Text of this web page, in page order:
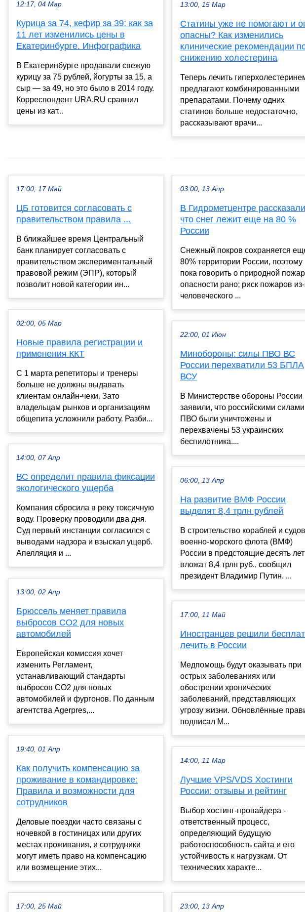
12:17, 04 Мар
Курица за 74, кефир за 39: как за
11 лет изменились цены в
Екатеринбурге. Инфографика
В Екатеринбурге продавали свежую
курицу за 75 рублей, йогурты за 15, а
сыр — за 49, но это было в 2014 году.
Корреспондент URA.RU сравнил
цены из кат...
13:00, 15 Мар
Статины уже не помогают и
опасны? Как изменились
клинические рекомендации
снижению холестерина
Теперь лечить
предлагают комбинированными
препаратами. Почему одних
статинов больше недостаточно,
рассказывают врачи...
17:00, 17 Май
ЦБ готовится согласовать с
правительством правила ...
В ближайшее время Центральный
банк планирует согласовать с
правительством экспериментальный
правовой режим (ЭПР), который
позволит новой категории ин...
02:00, 05 Мар
Новые правила регистрации и
применения ККТ
С 1 марта репетиторы и тренеры
больше не должны выдавать
клиентам онлайн-чеки. Зато
владельцам рынков и организациям
общепита усложнили работу. Разби...
14:00, 07 Апр
ВС определит правила фиксации
экологического ущерба
Компания сбросила в реку токсичную
воду. Проверку проводили два дня.
Суд первый инстанции согласился с
выводами надзора и взыскал ущерб.
Апелляция и ...
13:00, 02 Апр
Брюссель меняет правила
выбросов CO2 для новых
автомобилей
Европейская комиссия хочет
изменить Регламент,
устанавливающий стандарты
выбросов CO2 для новых
автомобилей и фургонов. По данным
агентства Agerpres,...
19:40, 01 Апр
Как получить компенсацию за
проживание в командировке:
Правила и возможности для
сотрудников
Деловые поездки часто связаны с
ночевкой в гостиницах или других
местах проживания, и сотрудники
могут иметь право на компенсацию
или возмещение этих...
17:00, 25 Май
03:00, 13 Апр
В Гидрометцентре
что снег лежит еще на 80 %
России
Снежный покров сохраняется
80% территории России, поэтому
пока говорить о природной
опасности рано; риск пожаров из-
человеческого ...
22:00, 01 Июн
Минобороны: силы ПВО ВС
России перехватили 53 БПЛА
ВСУ
В Министерстве обороны России
заявили, что российскими силами
ПВО были уничтожены и
перехвачены 53 украинских
беспилотника....
06:00, 13 Апр
На развитие ВМФ России
выделят 8,4 трлн рублей
В строительство кораблей и судов
военно-морского флота (ВМФ)
России в предстоящие десять лет
вложат 8,4 трлн руб., сообщил
президент Владимир Путин. ...
17:00, 11 Май
Иностранцев решили
лечить в России
Медпомощь будут оказывать при
острых заболеваниях или
обострении хронических
заболеваний, представляющих
угрозу жизни. Обновлённые
подписал М...
14:00, 11 Мар
Лучшие VPS/VDS Хостинги
России: отзывы и рейтинг
Выбор хостинг-провайдера -
ответственный процесс,
определяющий будущую
работоспособность сайта и его
устойчивость к нагрузкам. От
технических характе...
23:00, 13 Апр